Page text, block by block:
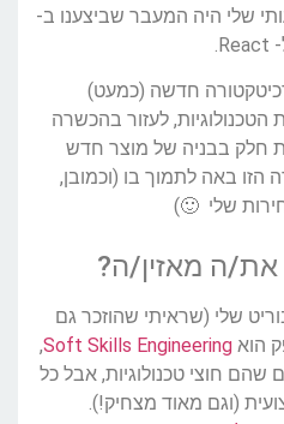
שלי היה המעבר שביצענו ב-
חדשה (כמעט)
לעזור בהכשרה
חלק בבניה של מוצר חדש
הזו באה לתמוך בו (וכמובן,
שלי 🙂)
את/ה מאזין/ה?
שלי (שראיתי שהוזכר גם
הוא Soft Skills Engineering
,
חוצי טכנולוגיות, אבל כל
(וגם מאוד מצחיק!).